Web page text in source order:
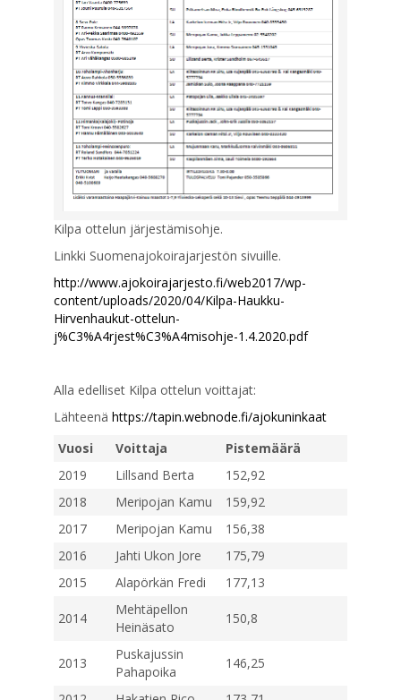
Kilpa ottelun järjestämisohje.
Linkki Suomenajokoirajarjestön sivuille.
http://www.ajokoirajarjesto.fi/web2017/wp-
content/uploads/2020/04/Kilpa-Haukku-
Hirvenhaukut-ottelun-
j%C3%A4rjest%C3%A4misohje-1.4.2020.pdf
Alla edelliset Kilpa ottelun voittajat:
Lähteenä https://tapin.webnode.fi/ajokuninkaat
Vuosi
Voittaja
Pistemäärä
2019
Lillsand Berta
152,92
2018
Meripojan Kamu
159,92
2017
Meripojan Kamu
156,38
2016
Jahti Ukon Jore
175,79
2015
Alapörkän Fredi 177,13
2014
Mehtäpellon
Heinäsato
150,8
2013
Puskajussin
Pahapoika
146,25